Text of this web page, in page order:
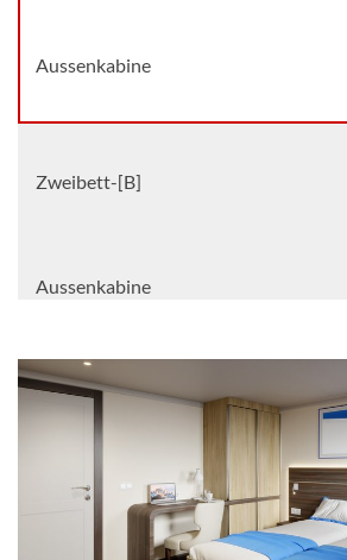
Aussenkabine
Zweibett-[B]
Aussenkabine
Zweibett (buchbar mit 2 oder 3 Pers.)-
Aussenkabine